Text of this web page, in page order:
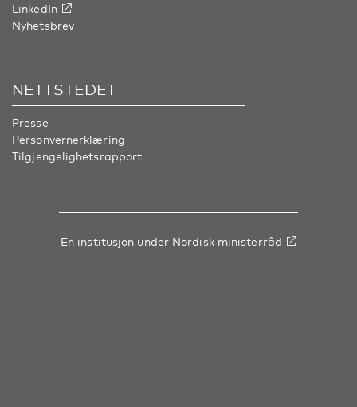
LinkedIn
Nyhetsbrev
NETTSTEDET
Presse
Personvernerklæring
Tilgjengelighetsrapport
En institusjon under Nordisk ministerråd